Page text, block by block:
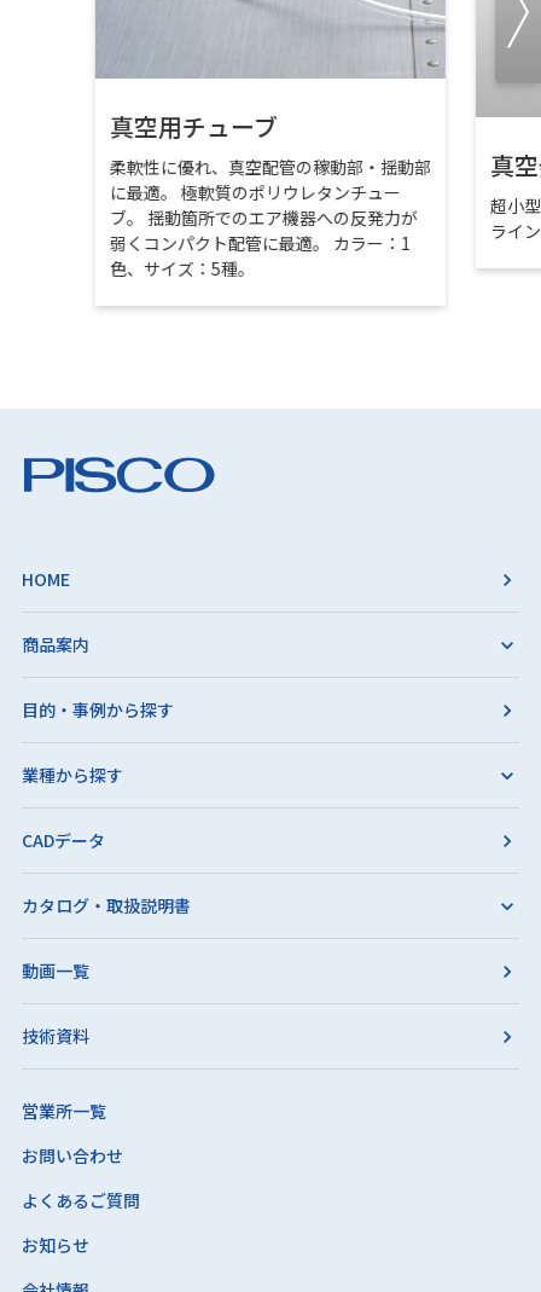
真空用チューブ
柔軟性に優れ、真空配管の稼動部・揺動部
に最適。 極軟質のポリウレタンチュー
ブ。 揺動箇所でのエア機器への反発力が
弱くコンパクト配管に最適。 カラー：1
色、サイズ：5種。
真
超小
ライ
HOME
商品案内
目的・事例から探す
業種から探す
CADデータ
カタログ・取扱説明書
動画一覧
技術資料
営業所一覧
お問い合わせ
よくあるご質問
お知らせ